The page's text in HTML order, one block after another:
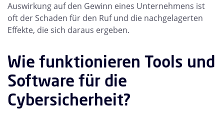
Auswirkung auf den Gewinn eines Unternehmens ist
oft der Schaden für den Ruf und die nachgelagerten
Effekte, die sich daraus ergeben.
Wie funktionieren Tools und
Software für die
Cybersicherheit?